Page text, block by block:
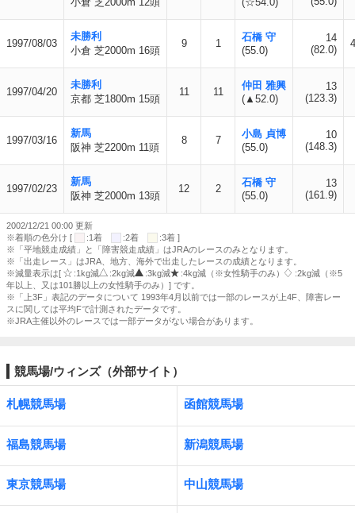
1997/08/03
未勝利
小倉 芝2000m 16頭
9 1
石橋 守
(55.0)
14
(82.0)
1997/04/20
未勝利
京都 芝1800m 15頭
11 11
仲田 雅興
(▲52.0)
13
(123.3)
1997/03/16
新馬
阪神 芝2200m 11頭
8 7
小島 貞博
(55.0)
10
(148.3)
1997/02/23
新馬
阪神 芝2000m 13頭
12 2
石橋 守
(55.0)
13
(161.9)
2002/12/21 00:00 更新
※着順の色分け [
:1着 :2着
:3着 ]
※「平地競走成績」と「障害競走成績」はJRAのレースのみとなります。
※「出走レース」はJRA、地方、海外で出走したレースの成績となります。
※減量表示は[
:1kg減 :2kg減 :3kg減 :4kg減（※女性騎手のみ）
:2kg減（※5
年以上、又は101勝以上の女性騎手のみ）] です。
※「上3F」表記のデータについて 1993年4月以前では一部のレースが上4F、障害レー
スに関しては平均Fで計測されたデータです。
※JRA主催以外のレースでは一部データがない場合があります。
競馬場/ウィンズ（外部サイト）
札幌競馬場 函館競馬場
福島競馬場 新潟競馬場
東京競馬場 中山競馬場